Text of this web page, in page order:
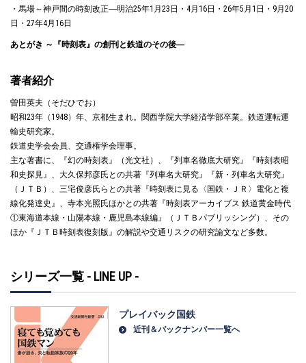
・馬場～神戸間の時刻改正―明治25年1月23日・4月16日・26年5月1日・9月20
日・27年4月16日
あとがき ～『時刻表』の創刊と鉄道のその後―
著者紹介
曽田英夫（そだひでお）
昭和23年（1948）年、京都生まれ。関西学院大学経済学部卒業。鉄道運転運
輸史研究家。
鉄道史学会会員、交通権学会理事。
主な著書に、『幻の時刻表』（光文社）、『列車名徹底大研究』『時刻表昭
和史探見』、大久保邦彦氏との共著『列車名大研究』『新・列車名大研究』
（ＪＴＢ）、三宅俊彦氏らとの共著『時刻表に見る〈国鉄・ＪＲ〉電化と複
線化発達史』、寺本光照氏ほかとの共著『時刻表アーカイブス 鉄道黄金時代
①東海道本線・山陽本線・鹿児島本線編』（ＪＴＢパブリッシング）、その
ほか『ＪＴＢ時刻表復刻版』の解説や交通リスクの研究論文など多数。
シリーズ一覧 - LINE UP -
プレイバック国鉄
近刊＆バックナンバー一覧へ